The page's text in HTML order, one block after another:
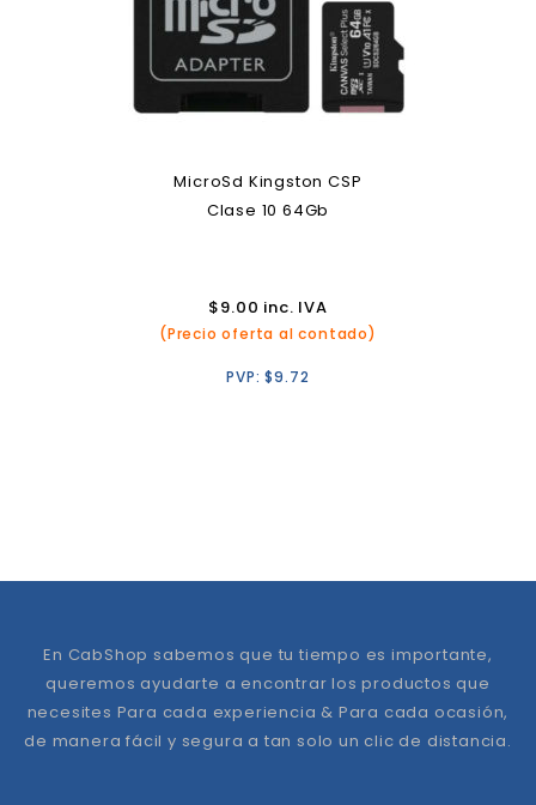
MicroSd Kingston CSP
Clase 10 64Gb
$9.00 inc. IVA
(Precio oferta al contado)
PVP:$9.72
En CabShop sabemos que tu tiempo es importante,
queremos ayudarte a encontrar los productos que
necesites Para cada experiencia & Para cada ocasión,
de manera fácil y segura a tan solo un clic de distancia.